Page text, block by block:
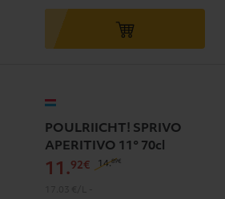
POULRIICHT! SPRIVO
APERITIVO 11° 70cl
11 .92€ 14.89€